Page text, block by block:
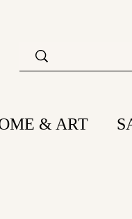
& ART